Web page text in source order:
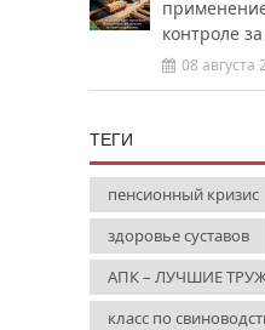
контроле
08 августа
ТЕГИ
пенсионный кризис
здоровье суставов
АПК – ЛУЧШИЕ
класс по